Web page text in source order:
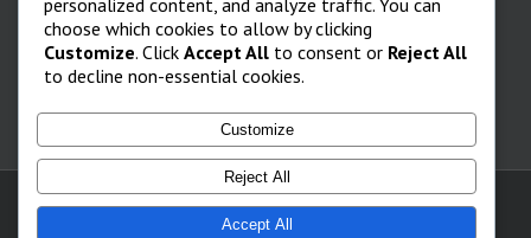
Arhiva
Lječnička / Liječnička komora SBK - KSB |
choose which cookies to allow by clicking
Customize. Click Accept All to consent or Reject All
to decline non-essential cookies.
Customize
Reject All
Accept All